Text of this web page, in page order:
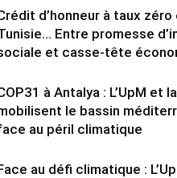
d’honneur à taux zéro
Entre promesse
et casse-tête
à Antalya : L’UpM et
le bassin
au péril climatique
au défi climatique :